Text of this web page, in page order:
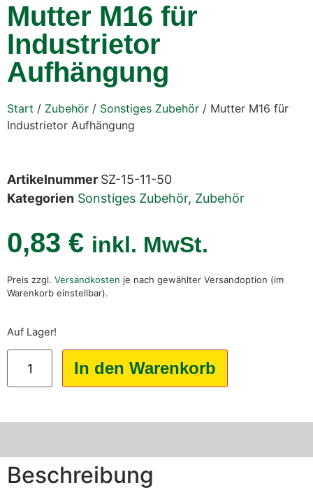
Mutter M16 für
Industrietor
Aufhängung
Start / Zubehör / Sonstiges Zubehör / Mutter M16 für
Industrietor Aufhängung
Artikelnummer SZ-15-11-50
Kategorien Sonstiges Zubehör, Zubehör
0,83 € inkl. MwSt.
Preis zzgl. Versandkosten je nach gewählter Versandoption (im
Warenkorb einstellbar).
Auf Lager!
In den Warenkorb
Beschreibung